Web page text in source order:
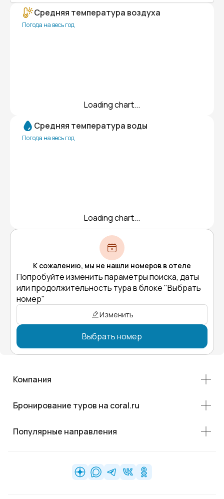
Средняя температура воздуха
Погода на весь год
Loading chart...
Средняя температура воды
Погода на весь год
Loading chart...
К сожалению, мы не нашли номеров в отеле
Попробуйте изменить параметры поиска, даты
или продолжительность тура в блоке "Выбрать
номер"
Изменить
Выбрать номер
Компания
Бронирование туров на coral.ru
Популярные направления